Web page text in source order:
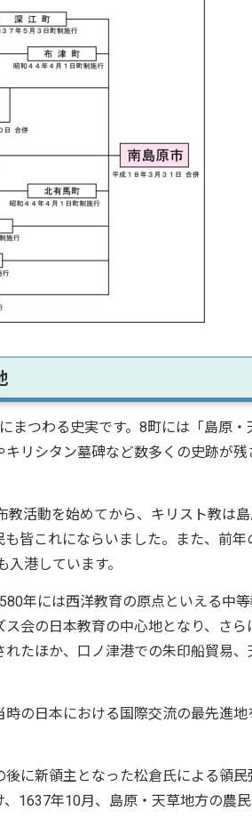
つわる史実です。8町には「島原・
リシタン墓碑など数多くの史跡が残
活動を始めてから、キリスト教は
皆これにならいました。また、前年
港しています。
年には西洋教育の原点といえる中
会の日本教育の中心地となり、さら
たほか、口ノ津港での朱印船貿易、
の日本における国際交流の最先進地
に新領主となった松倉氏による領民
1637年10月、島原・天草地方の農民